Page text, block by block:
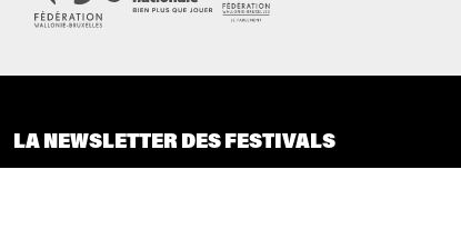
LA NEWSLETTER DES FESTIVALS